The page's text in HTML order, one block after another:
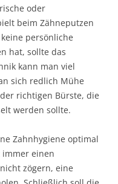
oder
beim Zähneputzen
persönliche
hat, sollte das
kann man viel
sich redlich Mühe
richtigen Bürste, die
werden sollte.
Zahnhygiene optimal
einen
zögern, eine